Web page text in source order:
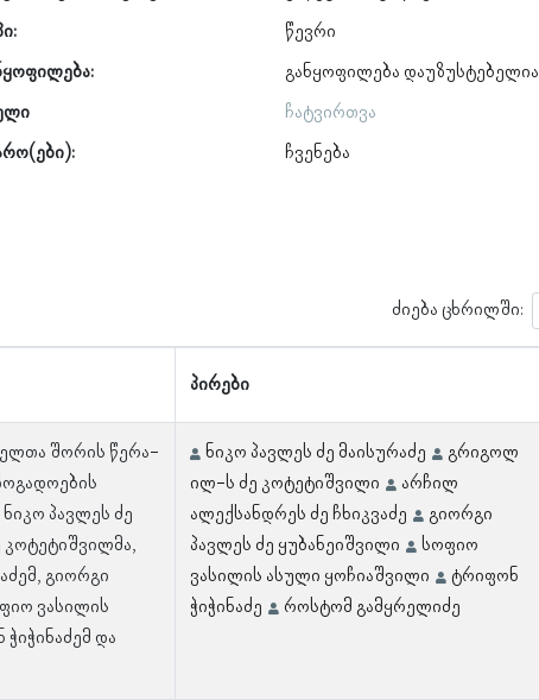
წევრი
განყოფილება დაუზუსტებელია
ჩატვირთვა
ჩვენება
ძიება ცხრილში:
პირები
შორის წერა-
პავლეს ძე
გიორგი
ვასილის
და
ნიკო პავლეს ძე მაისურაძე
გრიგოლ
ილ-ს ძე კოტეტიშვილი
არჩილ
ალექსანდრეს ძე ჩხიკვაძე
გიორგი
პავლეს ძე ყუბანეიშვილი
სოფიო
ვასილის ასული ყოჩიაშვილი
ტრიფონ
ჭიჭინაძე
როსტომ გამყრელიძე